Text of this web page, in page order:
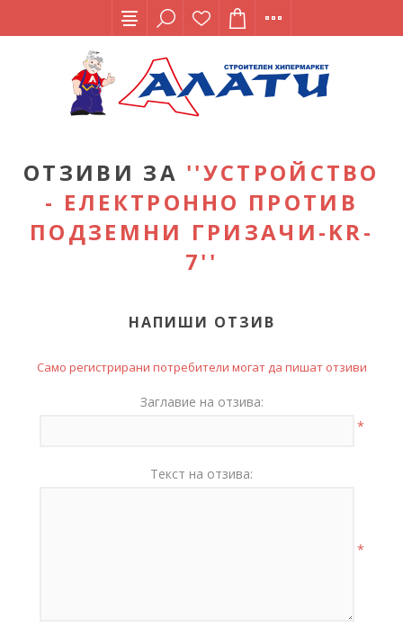
ОТЗИВИ ЗА
УСТРОЙСТВО
- ЕЛЕКТРОННО ПРОТИВ
ПОДЗЕМНИ ГРИЗАЧИ-KR-
7
НАПИШИ ОТЗИВ
Само регистрирани потребители могат да пишат отзиви
Заглавие на отзива:
*
Текст на отзива:
*